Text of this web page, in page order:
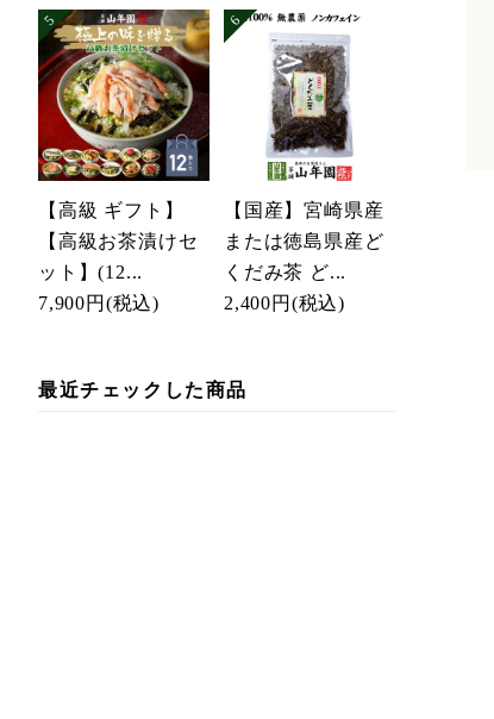
【高級 ギフト】
【高級お茶漬けセ
ット】(12...
7,900円 (税込)
【国産】宮崎県産
または徳島県産ど
くだみ茶 ど...
2,400円 (税込)
最近チェックした商品